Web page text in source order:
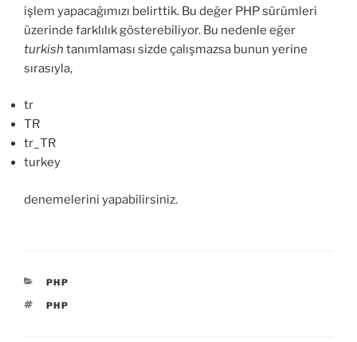
işlem yapacağımızı belirttik. Bu değer PHP sürümleri
üzerinde farklılık gösterebiliyor. Bu nedenle eğer
turkish tanımlaması sizde çalışmazsa bunun yerine
sırasıyla,
tr
TR
tr_TR
turkey
denemelerini yapabilirsiniz.
KATEGORILER
PHP
ETIKETLER
PHP